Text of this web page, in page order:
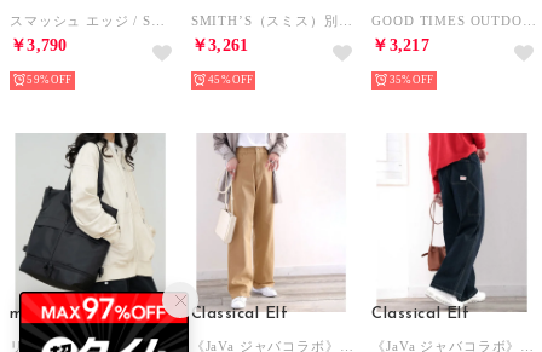
スマッシュ エッジ / SMASH EDGE SA （フットウェアホワイト/ブラウン）
￥3,790
59%
SMITH’S（スミス）別注ロングスリーブワークシャツ （OFF WHITE）
￥3,261
45%
GOOD TIMES OUTDOOR コールマンTEE （ピンク）
￥3,217
35%
miniministore
リュックサック大容量 バックパック大きめ （ブラック）
Classical Elf Classical Elf